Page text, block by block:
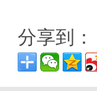
分享到：